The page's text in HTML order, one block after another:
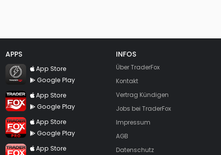
APPS
TraderFox Flash
App Store
Google Play
TraderFox App
App Store
Google Play
TraderFox Pro
App Store
Google Play
TraderFox dpa-AFX ProFeed
App Store
INFOS
Über TraderFox
Kontakt
Vertrag Kündigen
Jobs bei TraderFox
Impressum
AGB
Datenschutz